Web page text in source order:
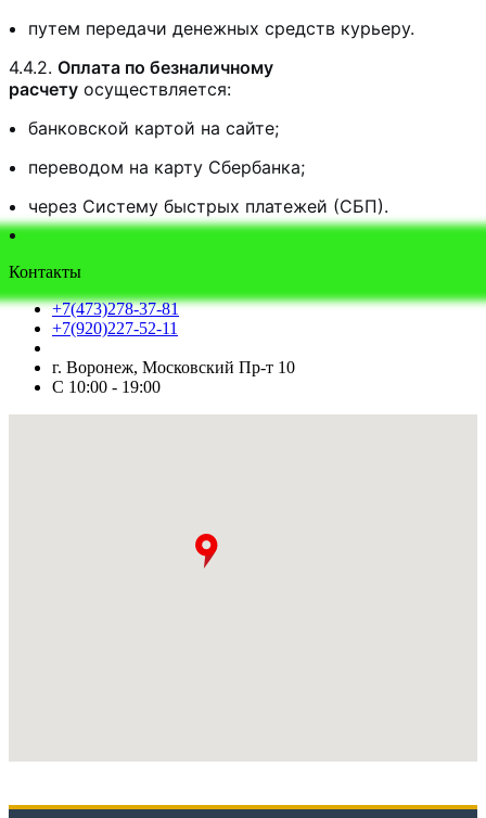
путем передачи денежных средств курьеру.
4.4.2. Оплата по безналичному
расчету осуществляется:
банковской картой на сайте;
переводом на карту Сбербанка;
через Систему быстрых платежей (СБП).
Контакты
+7(473)278-37-81
+7(920)227-52-11
г. Воронеж, Московский Пр-т 10
С 10:00 - 19:00